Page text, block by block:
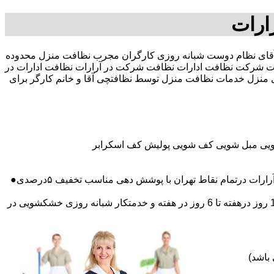
در صد تخفیف بیمه رایگان 09196351909-آقای نظام دوست شبانه روزی کارگران مجرب نظافت منزل محدوده
نظافت ادارات نظافت شرکت در آرارات نظافت ادارات در
منزل خدمات نظافت منزل توسط نظافتچی آقا و خانم کارگر برای
مبل شویی کف شویی پولیش کف اسکرابر
نقاط تهران با پوشش دهی مناسب تخفیف ۵درصدی●
اعزام نظافتچی روزمزد و مهمان دار به تمام نقاط و در سراسر تهران (حرفه ای و آموزش دیده )اعزام خدمتکار ثابت روزانه (خانم)از 1 روز درهفته تا 6 روز در هفته و خدمتکار شبانه روزی خشکشویی در
باشد)